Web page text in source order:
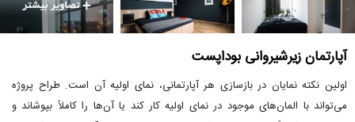
آپارتمان زیرشیروانی بوداپست
اولین نکته نمایان در بازسازی هر آپارتمانی، نمای اولیه آن است. طراح پروژه
می‌تواند با المان‌های موجود در نمای اولیه کار کند یا آن‌ها را کاملاً بپوشاند و